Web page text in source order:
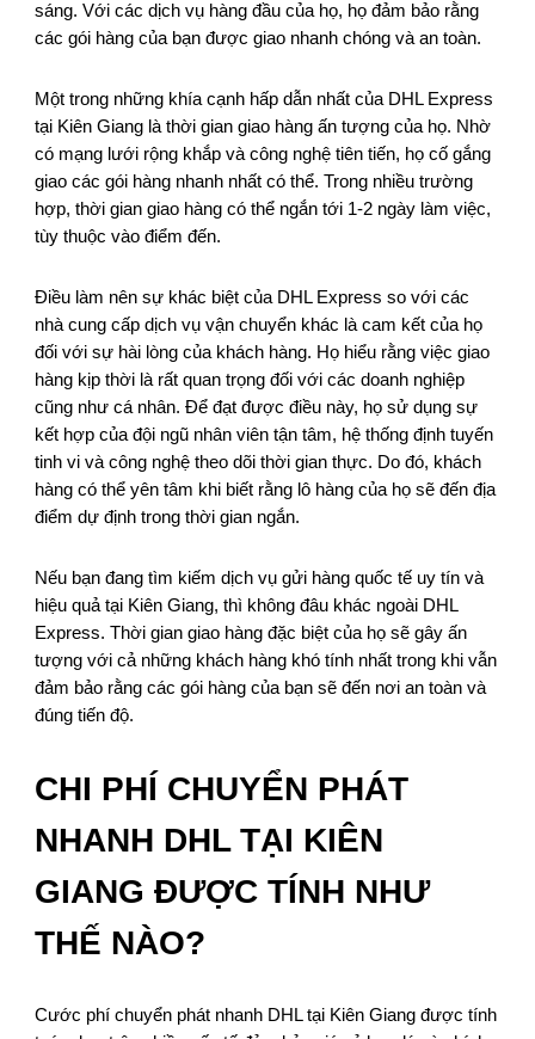
sáng. Với các dịch vụ hàng đầu của họ, họ đảm bảo rằng
các gói hàng của bạn được giao nhanh chóng và an toàn.
Một trong những khía cạnh hấp dẫn nhất của DHL Express
tại Kiên Giang là thời gian giao hàng ấn tượng của họ. Nhờ
có mạng lưới rộng khắp và công nghệ tiên tiến, họ cố gắng
giao các gói hàng nhanh nhất có thể. Trong nhiều trường
hợp, thời gian giao hàng có thể ngắn tới 1-2 ngày làm việc,
tùy thuộc vào điểm đến.
Điều làm nên sự khác biệt của DHL Express so với các
nhà cung cấp dịch vụ vận chuyển khác là cam kết của họ
đối với sự hài lòng của khách hàng. Họ hiểu rằng việc giao
hàng kịp thời là rất quan trọng đối với các doanh nghiệp
cũng như cá nhân. Để đạt được điều này, họ sử dụng sự
kết hợp của đội ngũ nhân viên tận tâm, hệ thống định tuyến
tinh vi và công nghệ theo dõi thời gian thực. Do đó, khách
hàng có thể yên tâm khi biết rằng lô hàng của họ sẽ đến địa
điểm dự định trong thời gian ngắn.
Nếu bạn đang tìm kiếm dịch vụ gửi hàng quốc tế uy tín và
hiệu quả tại Kiên Giang, thì không đâu khác ngoài DHL
Express. Thời gian giao hàng đặc biệt của họ sẽ gây ấn
tượng với cả những khách hàng khó tính nhất trong khi vẫn
đảm bảo rằng các gói hàng của bạn sẽ đến nơi an toàn và
đúng tiến độ.
CHI PHÍ CHUYỂN PHÁT
NHANH DHL TẠI KIÊN
GIANG ĐƯỢC TÍNH NHƯ
THẾ NÀO?
Cước phí chuyển phát nhanh DHL tại Kiên Giang được tính